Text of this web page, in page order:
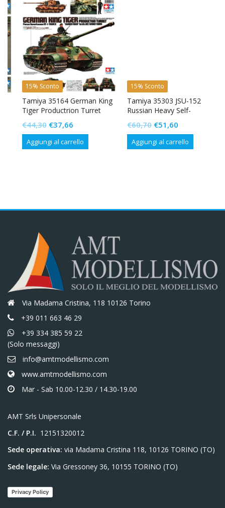
15% Sconto
Tamiya 35164 German King
Tiger Productrion Turret
44,30Il
prezzo
originale
€37,66Il
prezzo
attuale
Aggiungi al carrello
15% Sconto
Tamiya 35303 JSU-152
Russian Heavy Self-
60,70Il
prezzo
originale
€51,60Il
prezzo
attuale
Aggiungi al carrello
Via Madama Cristina, 118 10126 Torino
+39 011 663 46 29
+39 334 385 59 22
(Solo messaggi)
info@amtmodellismo.com
www.amtmodellismo.com
Mar - Sab 10.00-12.30 / 14.30-19.00
AMT Srls Unipersonale
C.F. / P.I. 12151320012
Sede operativa: via Madama Cristina 118, 10126 TORINO (TO)
Sede legale: Via Gressoney 36, 10155 TORINO (TO)
Privacy Policy